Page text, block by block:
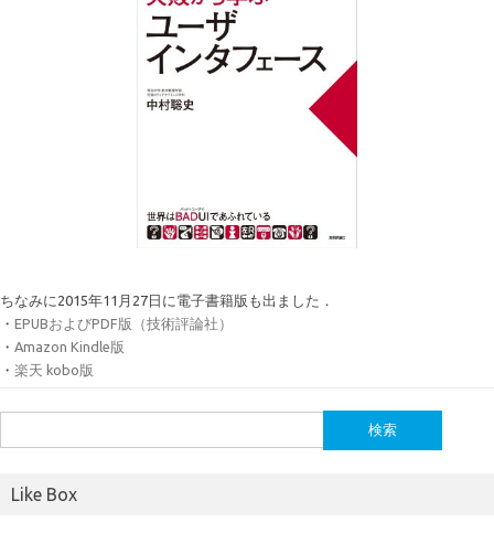
ちなみに2015年11月27日に電子書籍版も出ました．
・ EPUBおよびPDF版（技術評論社）
・ Amazon Kindle版
・ 楽天 kobo版
索:
Like Box